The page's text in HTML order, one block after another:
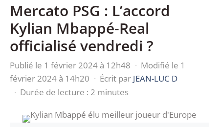
Mercato PSG : L’accord
Kylian Mbappé-Real
officialisé vendredi ?
Publié le 1 février 2024 à 12h48 · Modifié le 1
février 2024 à 14h20 · Écrit par JEAN-LUC D
· Durée de lecture : 2 minutes